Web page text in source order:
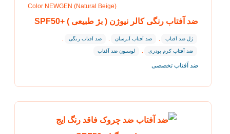
Color NEWGEN (Natural Beige)
ضد آفتاب رنگی کالر نیوژن ( بژ طبیعی ) +SPF50
ژل ضد آفتاب ضد آفتاب آبرسان ضد آفتاب رنگی
ضد آفتاب کرم پودری لوسیون ضد آفتاب
ضد آفتاب تخصصی